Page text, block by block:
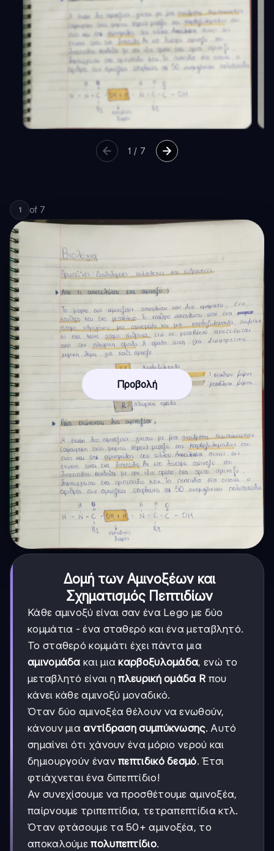
1 / 7
1 of 7
Προβολή
Δομή των Αμινοξέων και
Σχηματισμός Πεπτιδίων
Κάθε αμινοξύ είναι σαν ένα Lego με δύο
κομμάτια - ένα σταθερό και ένα μεταβλητό.
Το σταθερό κομμάτι έχει πάντα μια
αμινομάδα και μιακαρβοξυλομάδα, ενώ το
μεταβλητό είναι ηπλευρική ομάδα R που
κάνει κάθε αμινοξύ μοναδικό.
Όταν δύο αμινοξέα θέλουν να ενωθούν,
κάνουν μιααντίδραση συμπύκνωσης. Αυτό
σημαίνει ότι χάνουν ένα μόριο νερού και
δημιουργούν ένανπεπτιδικό δεσμό. Έτσι
φτιάχνεται ένα διπεπτίδιο!
Αν συνεχίσουμε να προσθέτουμε αμινοξέα,
παίρνουμε τριπεπτίδια, τετραπεπτίδια κτλ.
Όταν φτάσουμε τα 50+ αμινοξέα, το
αποκαλούμεπολυπεπτίδιο.